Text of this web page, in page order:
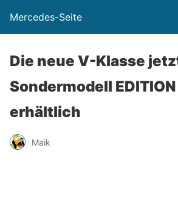
Mercedes-Seite
Die neue V-Klasse
Sondermodell EDITION
erhältlich
Maik